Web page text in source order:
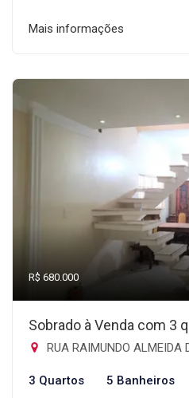
Mais informações
R$ 680.000
Sobrado à Venda com 3
RUA RAIMUNDO ALMEIDA DE
3 Quartos 5 Banheiros